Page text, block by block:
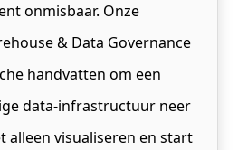
onmisbaar. Onze
& Data Governance
handvatten om een
data-infrastructuur neer
alleen visualiseren en start